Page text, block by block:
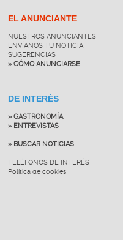
EL ANUNCIANTE
NUESTROS ANUNCIANTES
ENVÍANOS TU NOTICIA
SUGERENCIAS
» CÓMO ANUNCIARSE
DE INTERÉS
» GASTRONOMÍA
» ENTREVISTAS
» BUSCAR NOTICIAS
TELÉFONOS DE INTERÉS
Política de cookies